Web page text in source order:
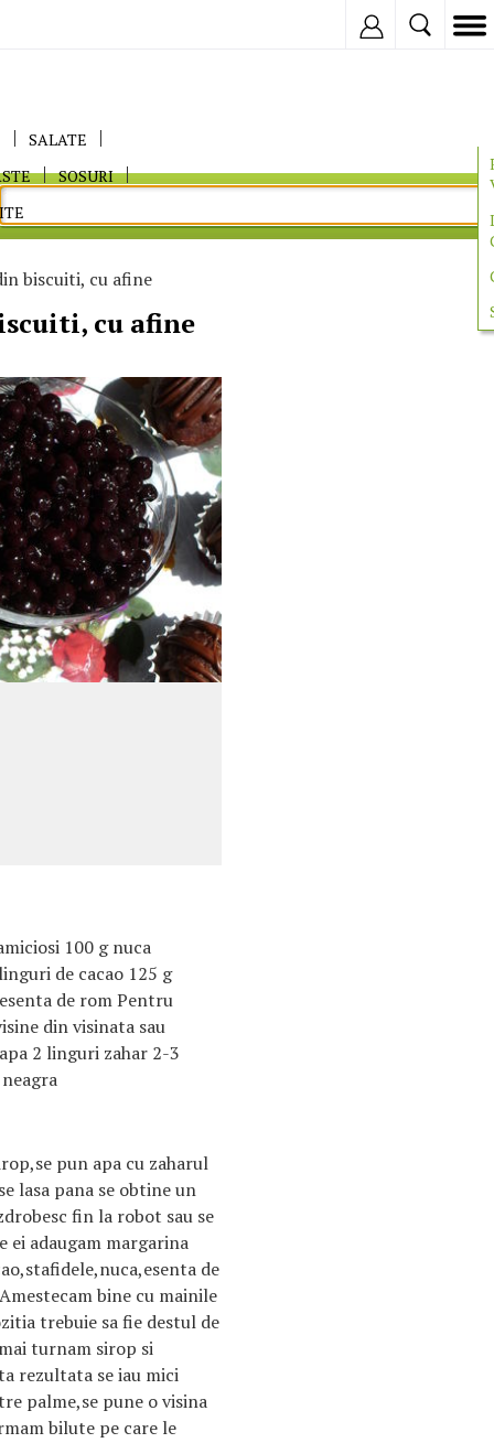
SALATE
SOSURI
biscuiti, cu afine
cu afine
100 g nuca
de cacao 125 g
de rom Pentru
din visinata sau
2 linguri zahar 2-3
pun apa cu zaharul
lasa pana se obtine un
fin la robot sau se
ei adaugam margarina
de
bine cu mainile
trebuie sa fie destul de
turnam sirop si
rezultata se iau mici
palme,se pune o visina
bilute pe care le